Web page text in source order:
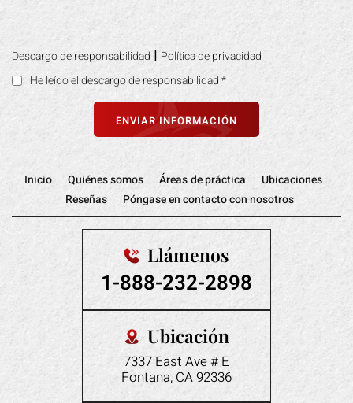
Descargo de responsabilidad |Política de privacidad
He leído el descargo de responsabilidad*
Inicio Quiénes somos Áreas de práctica
Ubicaciones
Reseñas
Póngase en contacto con nosotros
Llámenos
1-888-232-2898
Ubicación
7337 East Ave # E
Fontana, CA 92336